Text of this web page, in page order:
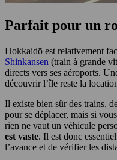
Parfait pour un
Hokkaidō est relativement
Shinkansen (train à grande
directs vers ses aéroports.
découvrir l’île reste la
Il existe bien sûr des trains,
pour se déplacer, mais si
rien ne vaut un véhicule
est vaste. Il est donc
l’avance et de vérifier les